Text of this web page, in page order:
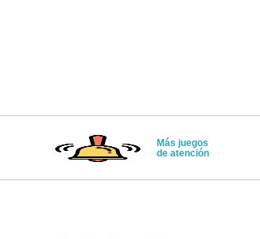
Más juegos
de atención